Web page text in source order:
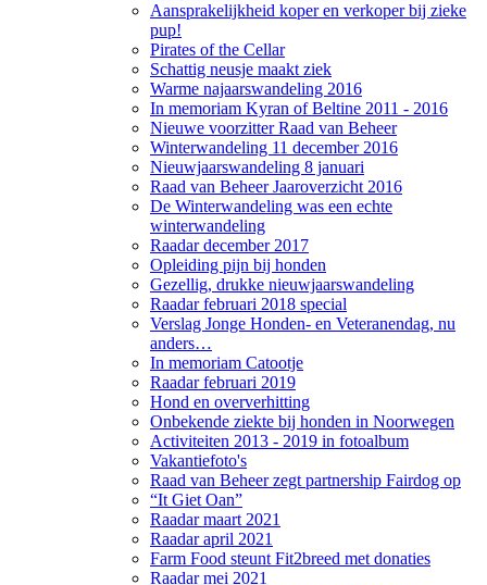
Aansprakelijkheid koper en verkoper bij zieke
pup!
Pirates of the Cellar
Schattig neusje maakt ziek
Warme najaarswandeling 2016
In memoriam Kyran of Beltine 2011 - 2016
Nieuwe voorzitter Raad van Beheer
Winterwandeling 11 december 2016
Nieuwjaarswandeling 8 januari
Raad van Beheer Jaaroverzicht 2016
De Winterwandeling was een echte
winterwandeling
Raadar december 2017
Opleiding pijn bij honden
Gezellig, drukke nieuwjaarswandeling
Raadar februari 2018 special
Verslag Jonge Honden- en Veteranendag, nu
anders…
In memoriam Catootje
Raadar februari 2019
Hond en oververhitting
Onbekende ziekte bij honden in Noorwegen
Activiteiten 2013 - 2019 in fotoalbum
Vakantiefoto's
Raad van Beheer zegt partnership Fairdog op
“It Giet Oan”
Raadar maart 2021
Raadar april 2021
Farm Food steunt Fit2breed met donaties
Raadar mei 2021